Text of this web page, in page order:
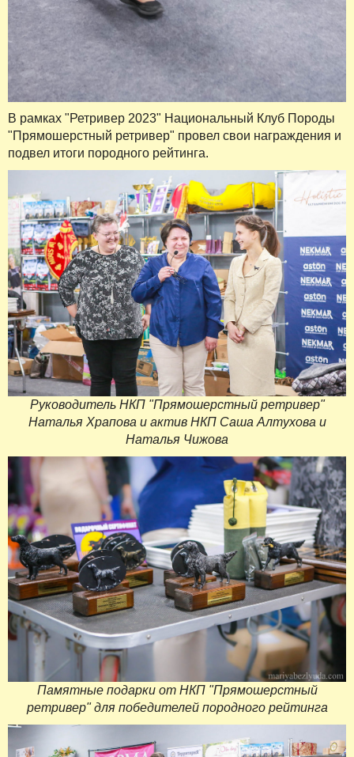
В рамках "Ретривер 2023" Национальный Клуб Породы
"Прямошерстный ретривер" провел свои награждения и
подвел итоги породного рейтинга.
Руководитель НКП "Прямошерстный ретривер"
Наталья Храпова и актив НКП Саша Алтухова и
Наталья Чижова
Памятные подарки от НКП "Прямошерстный
ретривер" для победителей породного рейтинга